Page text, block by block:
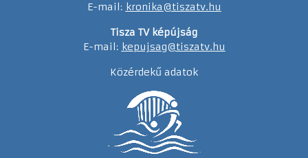
E-mail: kronika@tiszatv.hu
Tisza TV képújság
E-mail: kepujsag@tiszatv.hu
Közérdekű adatok